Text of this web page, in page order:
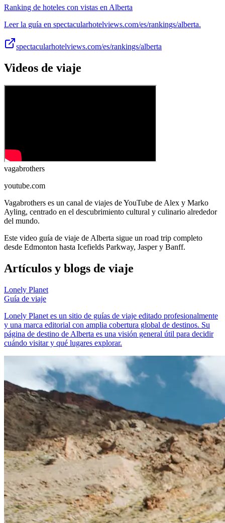
Ranking de hoteles con vistas en Alberta
Leer la guía en spectacularhotelviews.com/es/rankings/alberta.
spectacularhotelviews.com/es/rankings/alberta
Videos de viaje
vagabrothers
youtube.com
Vagabrothers es un canal de viajes de YouTube de Alex y Marko
Ayling, centrado en el descubrimiento cultural y culinario alrededor
del mundo.
Este video guía de viaje de Alberta sigue un road trip completo
desde Edmonton hasta Icefields Parkway, Jasper y Banff.
Artículos y blogs de viaje
Lonely Planet
Guía de viaje
Lonely Planet es un sitio de guías de viaje editado profesionalmente
y una marca editorial con amplia cobertura global de destinos. Su
página de destino de Alberta es una visión general útil para decidir
cuándo visitar y qué lugares explorar.